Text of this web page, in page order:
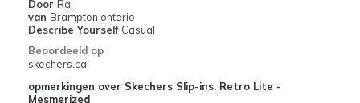
Door Raj
van Brampton ontario
Describe Yourself Casual
Beoordeeld op
skechers.ca
opmerkingen over Skechers Slip-ins: Retro Lite -
Mesmerized